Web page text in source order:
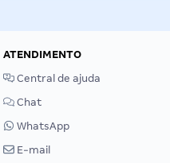
ATENDIMENTO
Central de ajuda
Chat
WhatsApp
E-mail